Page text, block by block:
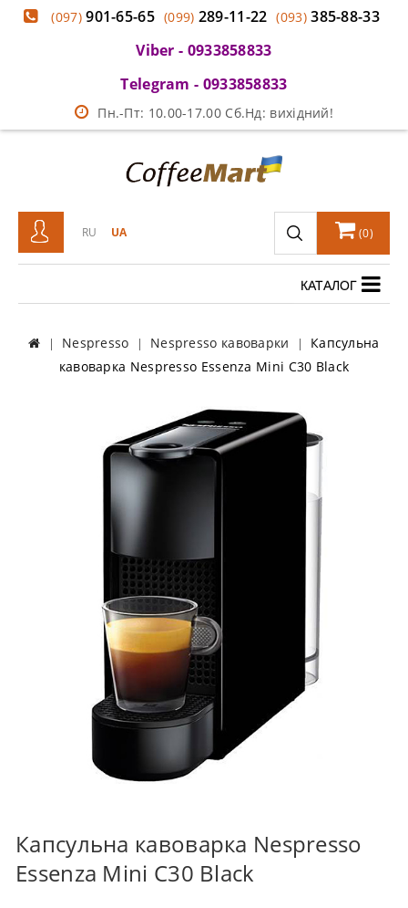
(097)901-65-65 (099) 289-11-22 (093)385-88-33
Viber - 0933858833
Telegram - 0933858833
Пн.-Пт: 10.00-17.00 Сб.Нд: вихідний!
RU UA (0)
КАТАЛОГ
Nespresso Nespresso кавоварки
Капсульна
кавоварка Nespresso Essenza Mini C30 Black
Капсульна кавоварка Nespresso
Essenza Mini C30 Black